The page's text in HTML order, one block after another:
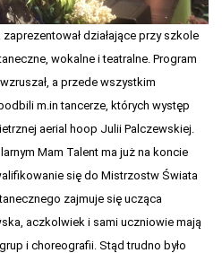
działające przy szkole
wokalne i teatralne. Program
a przede wszystkim
m.in tancerze, których występ
aerial hoop Julii Palczewskiej.
Mam Talent ma już na koncie
się do Mistrzostw Świata
zajmuje się ucząca
aczkolwiek i sami uczniowie mają
i choreografii. Stąd trudno było